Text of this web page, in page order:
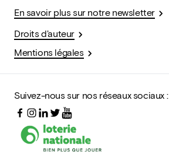
En savoir plus sur notre newsletter
Droits d'auteur
Mentions légales
Suivez-nous sur nos réseaux sociaux :